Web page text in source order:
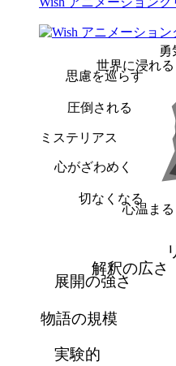
勇
心温まる
切なくなる
心がざわめく
ミステリアス
圧倒される
思慮を巡らす
世界に浸れる
実験的
物語の規模
展開の強さ
解釈の広さ